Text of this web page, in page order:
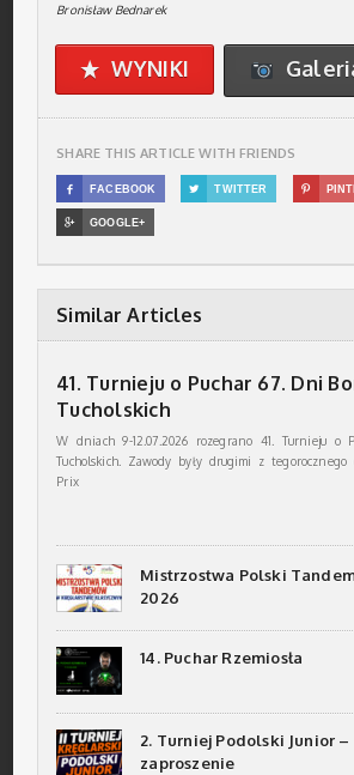
Bronisław Bednarek
★ WYNIKI
SHARE THIS ARTICLE WITH FRIENDS
 FACEBOOK  TWITTER 
 GOOGLE+
Similar Articles
41. Turnieju o Puchar 67. Dni
Tucholskich
W dniach 9-12.07.2026 rozegrano 41. Turnieju o
Tucholskich. Zawody były drugimi z
Prix
Mistrzostwa Polski
2026
14. Puchar Rzemiosła
2. Turniej Podolski Junior –
zaproszenie